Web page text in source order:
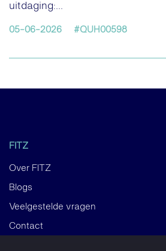
uitdaging:...
05-06-2026 #QUH00598
FITZ
Over FITZ
Blogs
Veelgestelde vragen
Contact